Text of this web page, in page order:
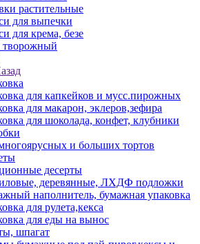
растительные
для выпечки
для крема, безе
для капкейков и мусс.пирожных
для макарон, эклеров,зефира
для шоколада, конфет, клубники
и больших тортов
десерты
деревянные, ЛХДФ подложки
наполнитель, бумажная упаковка
для рулета,кекса
для еды на вынос
шпагат